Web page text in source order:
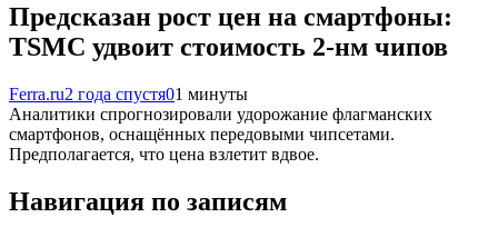
Предсказан рост цен на смартфоны:
TSMC удвоит стоимость 2-нм чипов
Ferra.ru2 года спустя01 минуты
Аналитики спрогнозировали удорожание флагманских
смартфонов, оснащённых передовыми чипсетами.
Предполагается, что цена взлетит вдвое.
Навигация по записям